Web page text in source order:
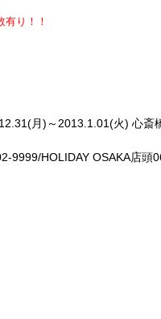
り！！
月)～2013.1.01(火) 心斎
HOLIDAY OSAKA店頭